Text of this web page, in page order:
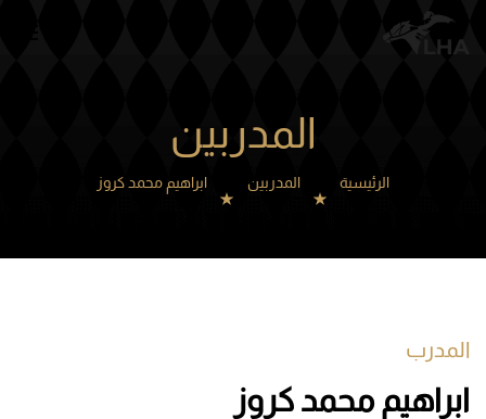
المدربين
الرئيسية المدربين ابراهيم محمد كروز
المدرب
ابراهيم محمد كروز